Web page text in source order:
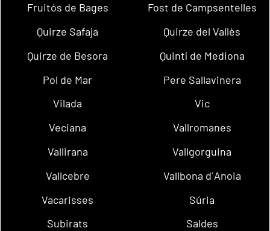
Fruitós de Bages
Fost de Campsentelles
Quirze Safaja
Quirze del Vallès
Quirze de Besora
Quintí de Mediona
Pol de Mar
Pere Sallavinera
Vilada
Vic
Veciana
Vallromanes
Vallirana
Vallgorguina
Vallcebre
Vallbona d´Anoia
Vacarisses
Súria
Subirats
Saldes